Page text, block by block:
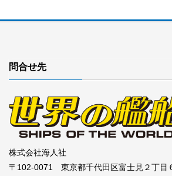
問合せ先
株式会社海人社
〒102-0071 東京都千代田区富士見２丁目